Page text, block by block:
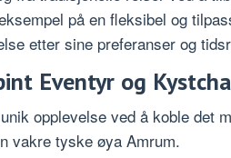
på en fleksibel og
etter sine preferanser og
Eventyr og
opplevelse ved å koble det
vakre tyske øya Amrum.